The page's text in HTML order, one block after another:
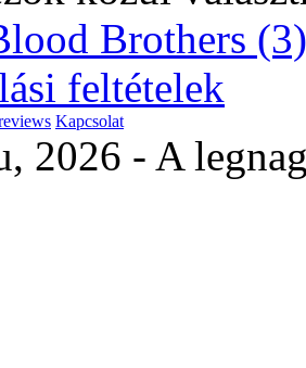
Brothers
feltételek
Kapcsolat
2026 - A